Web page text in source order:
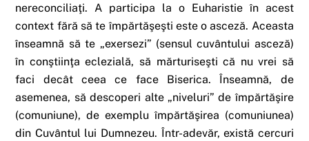
nereconciliaţi. A participa la o Euharistie în acest
context fără să te împărtăşeşti este o asceză. Aceasta
înseamnă să te „exersezi” (sensul cuvântului asceză)
în conştiinţa eclezială, să mărturiseşti că nu vrei să
faci decât ceea ce face Biserica. Înseamnă, de
asemenea, să descoperi alte „niveluri” de împărtăşire
(comuniune), de exemplu împărtăşirea (comuniunea)
din Cuvântul lui Dumnezeu. Într-adevăr, există cercuri